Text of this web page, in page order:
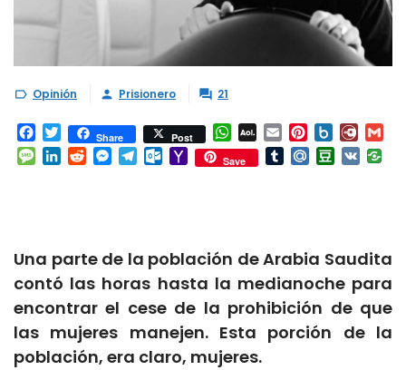
 Opinión  Prisionero  21
Facebook
TwitterShare Post WhatsApp
AOL
Mail
Email Pinterest
Box.net
Message
LinkedInRedditMessenger
TelegramOutlook.com
YahooSave TumblrMail.RuDouban
VK
Una parte de la población de Arabia Saudita
contó las horas hasta la medianoche para
encontrar el cese de la prohibición de que
las mujeres manejen. Esta porción de la
población, era claro, mujeres.